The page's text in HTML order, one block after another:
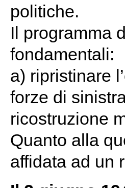
politiche.
Il programma
fondamentali:
a) ripristinare
forze di
ricostruzione
Quanto alla
affidata ad un